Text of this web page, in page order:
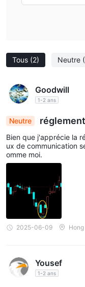
Tous (2) Neutre
Goodwill
1-2 ans
Neutre
Bien que j'apprécie la
ux de communication
omme moi.
2025-06-09
Yousef
1-2 ans